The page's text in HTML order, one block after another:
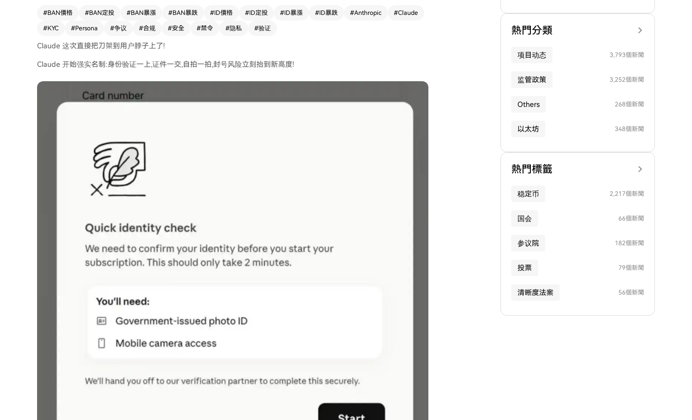
#BAN價格 #BAN定投 #BAN暴漲 #BAN暴跌 #ID價格 #ID定投 #ID暴漲 #ID暴跌 #Anthropic #Claude
#KYC #Persona #争议 #合规 #安全 #禁令 #隐私 #验证
Claude 这次直接把刀架到用户脖子上了!
Claude 开始强实名制:身份验证一上,证件一交,自拍一拍,封号风险立刻抬到新高度!
熱門分類
项目动态 3,793個新聞
监管政策 3,252個新聞
Others 268個新聞
以太坊 348個新聞
熱門標籤
稳定币 2,217個新聞
国会 66個新聞
参议院 182個新聞
投票 79個新聞
清晰度法案 56個新聞